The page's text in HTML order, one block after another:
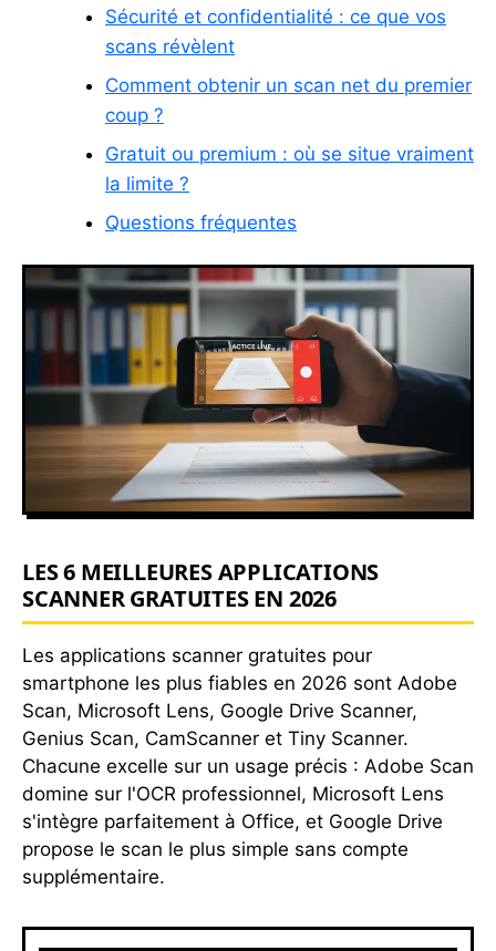
Sécurité et confidentialité : ce que vos
scans révèlent
Comment obtenir un scan net du premier
coup ?
Gratuit ou premium : où se situe vraiment
la limite ?
Questions fréquentes
LES 6 MEILLEURES APPLICATIONS
SCANNER GRATUITES EN 2026
Les applications scanner gratuites pour
smartphone les plus fiables en 2026 sont Adobe
Scan, Microsoft Lens, Google Drive Scanner,
Genius Scan, CamScanner et Tiny Scanner.
Chacune excelle sur un usage précis : Adobe Scan
domine sur l'OCR professionnel, Microsoft Lens
s'intègre parfaitement à Office, et Google Drive
propose le scan le plus simple sans compte
supplémentaire.